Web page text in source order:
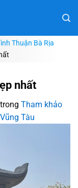
Thuận Bà Rịa
nhất
trong Tham khảo
Tàu